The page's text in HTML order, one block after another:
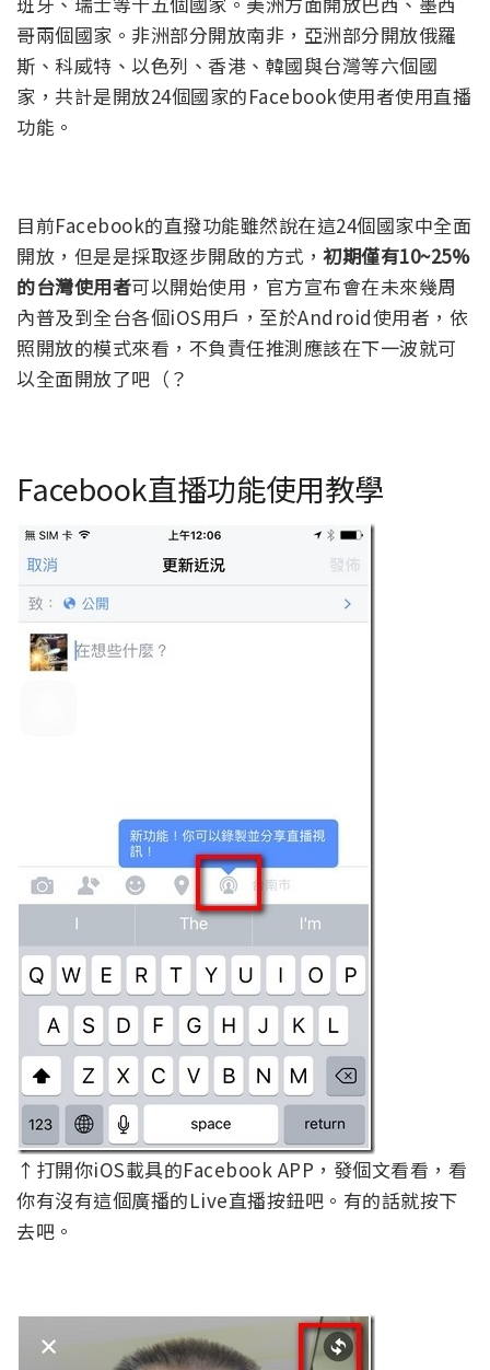
哥兩個國家。非洲部分開放南非，亞洲部分開放俄羅
斯、科威特、以色列、香港、韓國與台灣等六個國
家，共計是開放24個國家的Facebook使用者使用直播
功能。
目前Facebook的直撥功能雖然說在這24個國家中全面
開放，但是是採取逐步開啟的方式， 初期僅有10~25%
的台灣使用者可以開始使用，官方宣布會在未來幾周
內普及到全台各個iOS用戶，至於Android使用者，依
照開放的模式來看，不負責任推測應該在下一波就可
以全面開放了吧（？
Facebook直播功能使用教學
↑打開你iOS載具的Facebook APP，發個文看看，看
你有沒有這個廣播的Live直播按鈕吧。有的話就按下
去吧。